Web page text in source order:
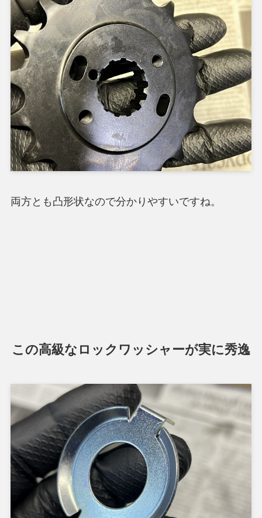
両方とも凸形状なので分かりやすいですね。
この高級なロックワッシャーが実に秀逸